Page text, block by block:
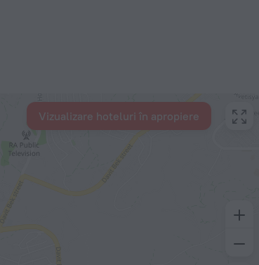
Vizualizare hoteluri în apropiere